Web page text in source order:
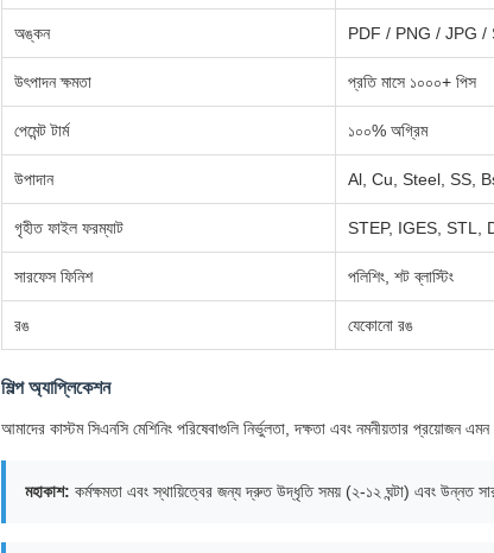
অঙ্কন PDF / PNG / JPG /
উৎপাদন ক্ষমতা প্রতি মাসে ১০০০+ পিস
পেমেন্ট টার্ম ১০০% অগ্রিম
উপাদান Al, Cu, Steel, SS,
গৃহীত ফাইল ফরম্যাট STEP, IGES, STL,
সারফেস ফিনিশ পলিশিং, শট ব্লাস্টিং
রঙ যেকোনো রঙ
শিল্প অ্যাপ্লিকেশন
আমাদের কাস্টম সিএনসি মেশিনিং পরিষেবাগুলি নির্ভুলতা, দক্ষতা এবং নমনীয়তার প্রয়োজন
মহাকাশ: কর্মক্ষমতা এবং স্থায়িত্বের জন্য দ্রুত উদ্ধৃতি সময় (২-১২ ঘন্টা) এবং উন্নত